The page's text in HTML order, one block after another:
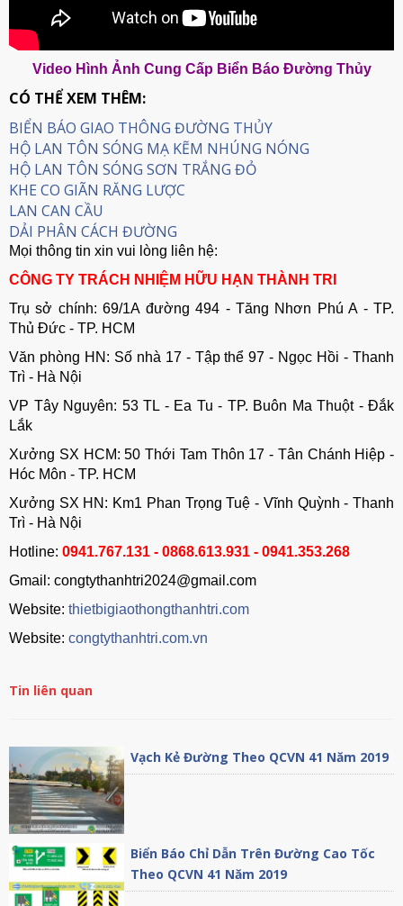
Video Hình Ảnh Cung Cấp Biển Báo Đường Thủy
CÓ THỂ XEM THÊM:
BIỂN BÁO GIAO THÔNG ĐƯỜNG THỦY
HỘ LAN TÔN SÓNG MẠ KẼM NHÚNG NÓNG
HỘ LAN TÔN SÓNG SƠN TRẮNG ĐỎ
KHE CO GIÃN RĂNG LƯỢC
LAN CAN CẦU
DẢI PHÂN CÁCH ĐƯỜNG
Mọi thông tin xin vui lòng liên hệ:
CÔNG TY TRÁCH NHIỆM HỮU HẠN THÀNH TRI
Trụ sở chính: 69/1A đường 494 - Tăng Nhơn Phú A - TP.
Thủ Đức - TP. HCM
Văn phòng HN: Số nhà 17 - Tập thể 97 - Ngọc Hồi - Thanh
Trì - Hà Nội
VP Tây Nguyên: 53 TL - Ea Tu - TP. Buôn Ma Thuột - Đắk
Lắk
Xưởng SX HCM: 50 Thới Tam Thôn 17 - Tân Chánh Hiệp -
Hóc Môn - TP. HCM
Xưởng SX HN: Km1 Phan Trọng Tuệ - Vĩnh Quỳnh - Thanh
Trì - Hà Nội
Hotline: 0941.767.131 - 0868.613.931 - 0941.353.268
Gmail: congtythanhtri2024@gmail.com
Website: thietbigiaothongthanhtri.com
Website: congtythanhtri.com.vn
Tin liên quan
Vạch Kẻ Đường Theo QCVN 41 Năm 2019
Biển Báo Chỉ Dẫn Trên Đường Cao Tốc
Theo QCVN 41 Năm 2019